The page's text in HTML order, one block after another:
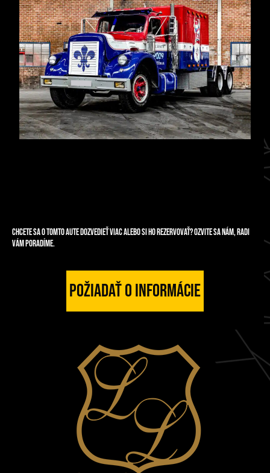
Chcete sa o tomto aute dozvedieť viac alebo si ho rezervovať? Ozvite sa nám, radi
vám poradíme.
Požiadať o informácie